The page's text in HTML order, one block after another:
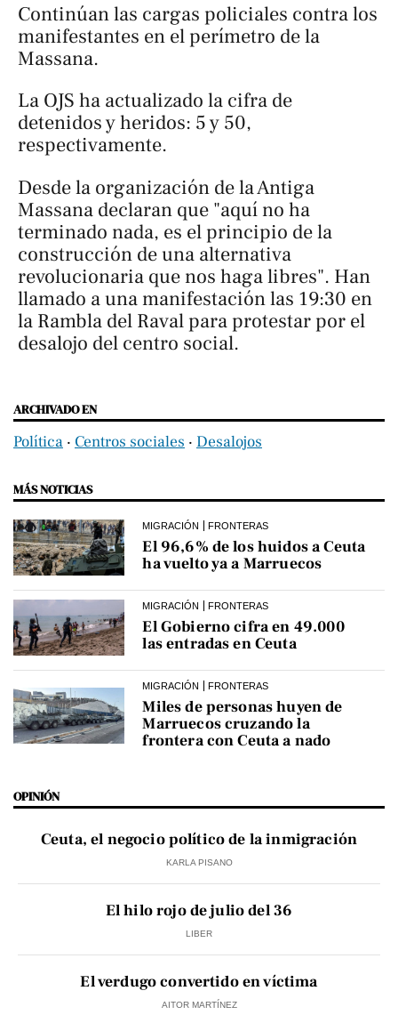
Continúan las cargas policiales contra los
manifestantes en el perímetro de la
Massana.
La OJS ha actualizado la cifra de
detenidos y heridos: 5 y 50,
respectivamente.
Desde la organización de la Antiga
Massana declaran que "aquí no ha
terminado nada, es el principio de la
construcción de una alternativa
revolucionaria que nos haga libres". Han
llamado a una manifestación las 19:30 en
la Rambla del Raval para protestar por el
desalojo del centro social.
ARCHIVADO EN
Política ‧ Centros sociales ‧ Desalojos
MÁS NOTICIAS
MIGRACIÓN FRONTERAS
El 96,6% de los huidos a Ceuta
ha vuelto ya a Marruecos
MIGRACIÓN FRONTERAS
El Gobierno cifra en 49.000
las entradas en Ceuta
MIGRACIÓN FRONTERAS
Miles de personas huyen de
Marruecos cruzando la
frontera con Ceuta a nado
OPINIÓN
Ceuta, el negocio político de la inmigración
KARLA PISANO
El hilo rojo de julio del 36
LIBER
El verdugo convertido en víctima
AITOR MARTÍNEZ